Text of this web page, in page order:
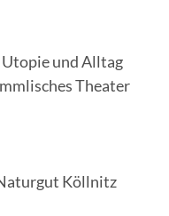
und Alltag
Theater
Köllnitz